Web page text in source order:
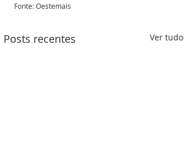
Fonte: Oestemais
Posts recentes Ver tudo